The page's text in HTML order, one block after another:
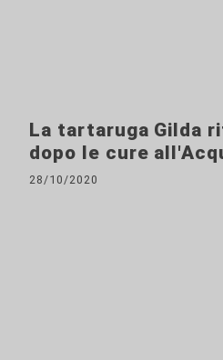
La tartaruga Gilda
dopo le cure
28/10/2020